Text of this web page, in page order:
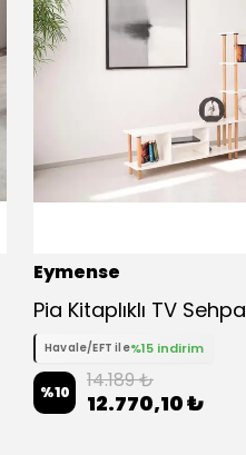
Eymense
Pia Kitaplıklı TV
Havale/EFT ile%15 indirim
%10 14.189 ₺
12.770,10 ₺